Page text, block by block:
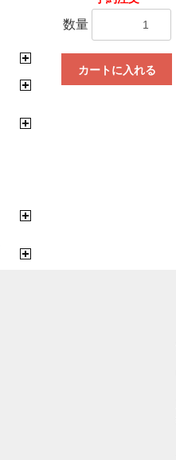
数量
カートに入れる